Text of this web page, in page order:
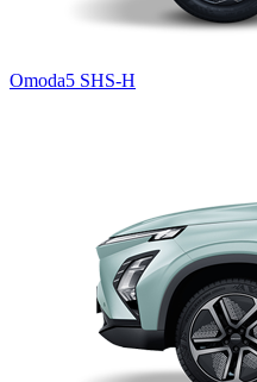
Omoda5 SHS-H